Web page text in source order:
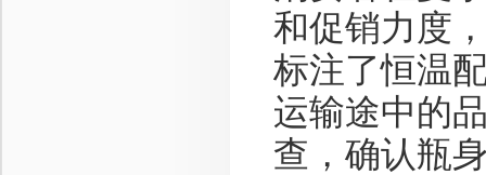
和促销力度
标注了恒温
运输途中的
查，确认瓶